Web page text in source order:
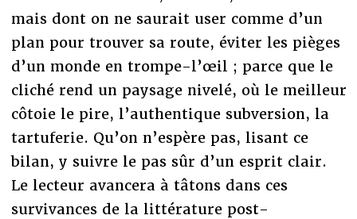
mais dont on ne saurait user comme d’un
plan pour trouver sa route, éviter les pièges
d’un monde en trompe-l’œil ; parce que le
cliché rend un paysage nivelé, où le meilleur
côtoie le pire, l’authentique subversion, la
tartuferie. Qu’on n’espère pas, lisant ce
bilan, y suivre le pas sûr d’un esprit clair.
Le lecteur avancera à tâtons dans ces
survivances de la littérature post-